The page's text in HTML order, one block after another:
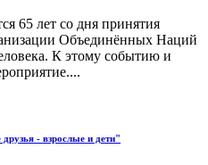
65 лет со дня принятия
Объединённых Наций
К этому событию и
- взрослые и дети"